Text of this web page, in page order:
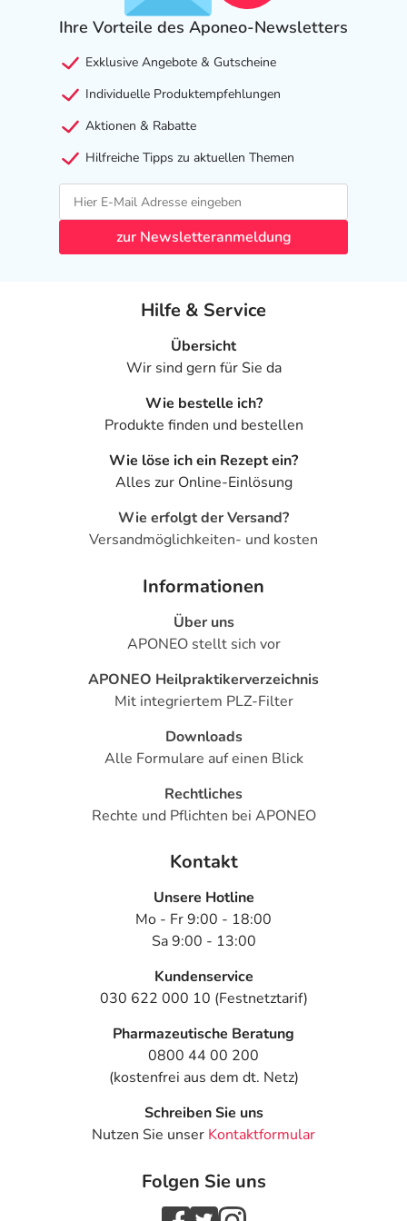
- Vermindertes Ejakulationsvolumen
- Brustbeschwerden
- Brustdrüsenvergrößerung beim Mann
Bemerken Sie eine Befindlichkeitsstörung oder
Veränderung während der Behandlung, wenden Sie sich
Für die Information an dieser Stelle werden vor allem
Nebenwirkungen berücksichtigt, die bei mindestens
einem von 1.000 behandelten Patienten auftreten.
Personen Einzeldosis
Dosierungsempfehlung:
Erwachsene
Die Gesamtdosis sollte nicht ohne Rücksprache mit
Art der Anwendung?
(z.B. 1 Glas Wasser) ein. Das Arzneimittel darf nicht
Dauer der Anwendung?
Die Anwendungsdauer richtet sich nach Art der
Beschwerde und/oder Dauer der Erkrankung und wird
deshalb nur von Ihrem Arzt bestimmt. Prinzipiell ist die
Dauer der Anwendung zeitlich nicht begrenzt, das
Arzneimittel kann daher längerfristig angewendet
Überdosierung?
keine Überdosierungserscheinungen bekannt. Im
Zweifelsfall wenden Sie sich an Ihren Arzt.
Einnahme vergessen?
Zeitpunkt ganz normal (also nicht mit der doppelten
Generell gilt: Achten Sie vor allem bei Säuglingen,
Kleinkindern und älteren Menschen auf eine
gewissenhafte Dosierung. Im Zweifelsfalle fragen Sie
Ihren Arzt oder Apotheker nach etwaigen Auswirkungen
oder Vorsichtsmaßnahmen.
Eine vom Arzt verordnete Dosierung kann von den
Angaben der Packungsbeilage abweichen. Da der Arzt sie
individuell abstimmt, sollten Sie das Arzneimittel daher
Ihre Vorteile des Aponeo-Newsletters
Exklusive Angebote & Gutscheine
Individuelle Produktempfehlungen
Aktionen & Rabatte
Hilfreiche Tipps zu aktuellen Themen
zur Newsletteranmeldung
Hilfe & Service
Übersicht
Wir sind gern für Sie da
Wie bestelle ich?
Produkte finden und bestellen
Wie löse ich ein Rezept ein?
Alles zur Online-Einlösung
Wie erfolgt der Versand?
Versandmöglichkeiten- und kosten
Informationen
Über uns
APONEO stellt sich vor
APONEO Heilpraktikerverzeichnis
Mit integriertem PLZ-Filter
Downloads
Alle Formulare auf einen Blick
Rechtliches
Rechte und Pflichten bei APONEO
Kontakt
Unsere Hotline
Mo - Fr 9:00 - 18:00
Sa 9:00 - 13:00
Kundenservice
030 622 000 10 (Festnetztarif)
Pharmazeutische Beratung
0800 44 00 200
(kostenfrei aus dem dt. Netz)
Schreiben Sie uns
Nutzen Sie unser Kontaktformular
Folgen Sie uns